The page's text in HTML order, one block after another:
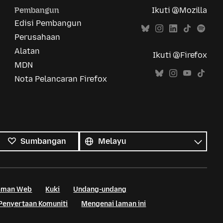
Pembangun
Edisi Pembangun
Perusahaan
Alatan
MDN
Nota Pelancaran Firefox
Ikuti @Mozilla
Ikuti @Firefox
Sumbangan
bahasa
Bahasa
Web Kuki
Undang-undang
Komuniti
Mengenai laman ini